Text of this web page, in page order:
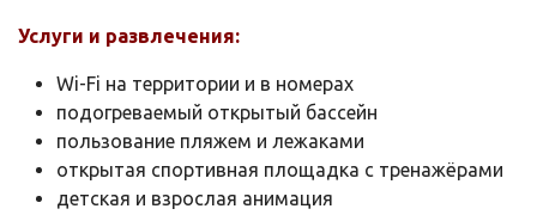
Услуги и развлечения:
Wi-Fi на территории и в номерах
подогреваемый открытый бассейн
пользование пляжем и лежаками
открытая спортивная площадка с тренажёрами
детская и взрослая анимация